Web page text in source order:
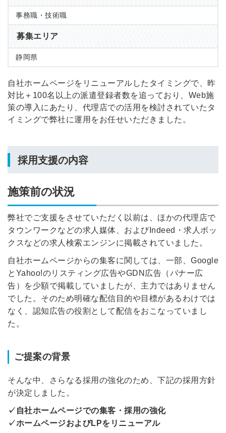
事務職・技術職
募集エリア
静岡県
自社ホームページをリニューアルしたタイミングで、昨
対比＋100名以上の派遣登録者数を追っており、Web施
策の導入にあたり、代理店での活用を検討されていたタ
イミングで弊社に運用をお任せいただきました。
採用支援の内容
施策前の状況
弊社でご支援をさせていただく以前は、ほかの代理店で
タウンワークなどの求人媒体、およびIndeed・求人ボッ
クスなどの求人検索エンジンに掲載されていました。
自社ホームページからの集客に関しては、一部、Google
とYahoo!のリスティング広告やGDN広告（バナー広
告）を少額で掲載していましたが、主力ではありません
でした。そのため明確な配信目的や目標があるわけでは
なく、認知広告の役割として配信をおこなっていまし
た。
ご提案の背景
そんな中、さらなる採用の強化のため、下記の採用方針
が決定しました。
✓自社ホームページでの集客・採用の強化
✓ホームページおよびLPをリニューアル